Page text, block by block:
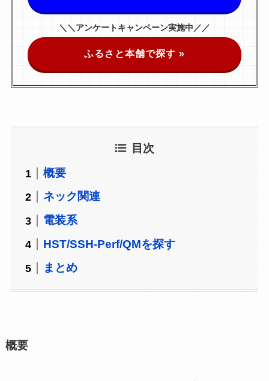
＼＼アンケートキャンペーン実施中／／
ふるさと本舗で探す »
目次
概要
ネック関連
電装系
HST/SSH-Perf/QMを探す
まとめ
概要